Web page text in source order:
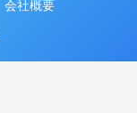
会社概要